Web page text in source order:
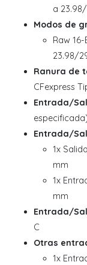
a
Modos de
Raw
23.98/
Ranura de
CFexpress
Entrada/
Entrada/
1x
mm
1x
mm
Entrada/
C
Otras
1x